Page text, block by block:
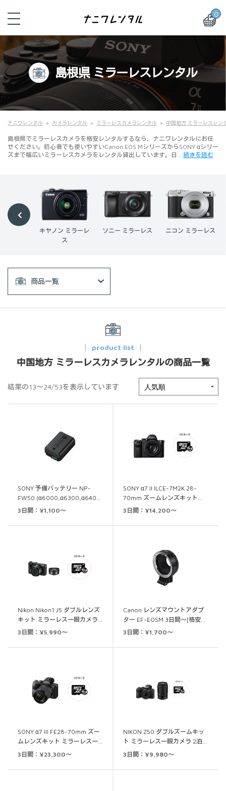
0
島根県 ミラーレスレンタル
ナニワレンタル カメラレンタル ミラーレスカメラレンタル 中国地方 ミラーレスレン
島根県でミラーレスカメラを格安レンタルするなら、ナニワレンタルにお任
せください。初心者でも使いやすいCanon EOS MシリーズからSONY αシリー
ズまで幅広いミラーレスカメラをレンタル貸出しています。日… 続きを読む
ソニー ミラーレス ニコン ミラーレス
フジフイルム ミラ
商品一覧
product list
中国地方 ミラーレスカメラレンタルの商品一覧
結果の13～24/53を表示しています
SONY 予備バッテリー NP-
FW50 (α6000,α6300,α640…
3日間：¥1,100～
SONY α7 II ILCE-7M2K 28-
70mm ズームレンズキット…
3日間：¥14,200～
Nikon Nikon1 J5 ダブルレンズ
キット ミラーレス一眼カメラ…
3日間：¥5,990～
Canon レンズマウントアダプ
ター EF-EOSM 3日間～[格安…
3日間：¥1,700～
SONY α7 III FE28-70mm ズー
ムレンズキット ミラーレス一…
3日間：¥23,300～
NIKON Z50 ダブルズームキッ
ト ミラーレス一眼カメラ 2泊…
3日間：¥9,980～